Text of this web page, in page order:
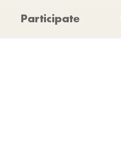
Participate